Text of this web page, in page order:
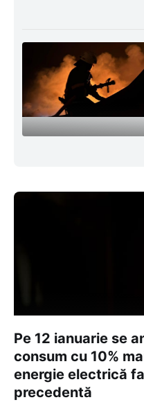
Pe 12 ianuarie se
consum cu 10%
energie electrică
precedentă